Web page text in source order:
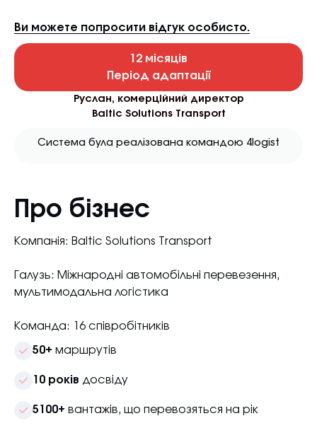
Ви можете попросити відгук особисто.
12 місяців
Період адаптації
Руслан, комерційний директор
Baltic Solutions Transport
Система була реалізована командою 4logist
Про бізнес
Компанія: Baltic Solutions Transport
Галузь: Міжнародні автомобільні перевезення,
мультимодальна логістика
Команда: 16 співробітників
50+ маршрутів
10 років досвіду
5100+ вантажів, що перевозяться на рік